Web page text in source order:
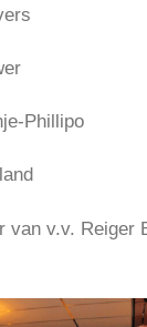
Phillipo
van v.v.